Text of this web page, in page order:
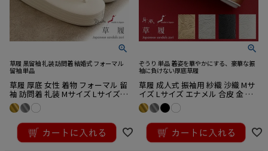
草履 黒留袖 礼装 訪問着 結婚式 フォーマル
留袖 単品
草履 厚底 女性 着物 フォーマル 留
袖 訪問着 礼装 Mサイズ Lサイズ
フリーサイズ 4枚芯 オックスレザ
ー 日本製
17,600税込
ぞうり 単品 着姿を華やかにする、豪華な振
袖に負けない厚底草履
草履 成人式 振袖用 紗織 沙織 Mサ
イズ Lサイズ エナメル 合皮 金 銀
黒 白 唐花 紗織謹製 厚底 日本製
19,800税込